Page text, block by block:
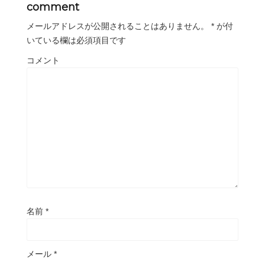
comment
メールアドレスが公開されることはありません。 * が付
いている欄は必須項目です
コメント
名前 *
メール *